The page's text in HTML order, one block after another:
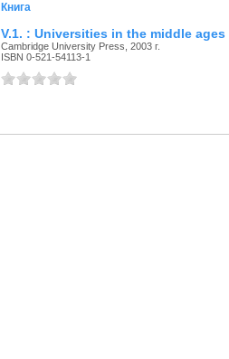
Книга
V.1. : Universities in the middle ages
Cambridge University Press, 2003 г.
ISBN 0-521-54113-1